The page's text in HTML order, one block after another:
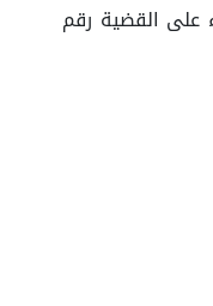
على القضية رقم